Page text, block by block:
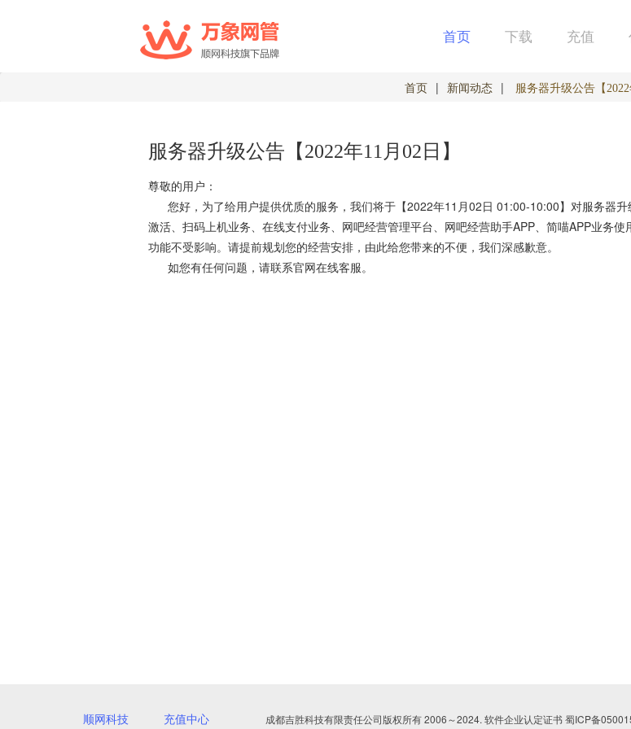
首页 下载 充值
首页 | 新闻动态 | 服务器升级公告【2022
服务器升级公告【2022年11月02日】
尊敬的用户：
您好，为了给用户提供优质的服务，我们将于【2022年11月02日 01:00-10:00】对服务器
激活、扫码上机业务、在线支付业务、网吧经营管理平台、网吧经营助手APP、简喵APP业务
功能不受影响。请提前规划您的经营安排，由此给您带来的不便，我们深感歉意。
如您有任何问题，请联系官网在线客服
顺网科
2022年10月
顺网科技 充值中心 成都吉胜科技有限责任公司版权所有 2006～2024. 软件企业认定证书蜀ICP备